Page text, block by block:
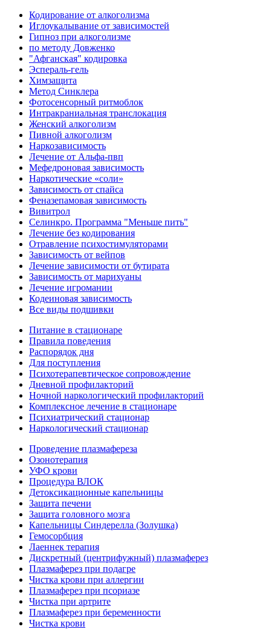
Кодирование от алкоголизма
Иглоукалывание от зависимостей
Гипноз при алкоголизме
по методу Довженко
"Афганская" кодировка
Эспераль-гель
Химзащита
Метод Синклера
Фотосенсорный ритмоблок
Интракраниальная транслокация
Женский алкоголизм
Пивной алкоголизм
Наркозависимость
Лечение от Альфа-пвп
Мефедроновая зависимость
Наркотические «соли»
Зависимость от спайса
Феназепамовая зависимость
Вивитрол
Селинкро. Программа "Меньше пить"
Лечение без кодирования
Отравление психостимуляторами
Зависимость от вейпов
Лечение зависимости от бутирата
Зависимость от марихуаны
Лечение игромании
Кодеиновая зависимость
Все виды подшивки
Питание в стационаре
Правила поведения
Распорядок дня
Для поступления
Психотерапевтическое сопровождение
Дневной профилакторий
Ночной наркологический профилакторий
Комплексное лечение в стационаре
Психиатрический стационар
Наркологический стационар
Проведение плазмафереза
Озонотерапия
УФО крови
Процедура ВЛОК
Детоксикационные капельницы
Защита печени
Защита головного мозга
Капельницы Синдерелла (Золушка)
Гемосорбция
Лаеннек терапия
Дискретный (центрифужный) плазмаферез
Плазмаферез при подагре
Чистка крови при аллергии
Плазмаферез при псориазе
Чистка при артрите
Плазмаферез при беременности
Чистка крови